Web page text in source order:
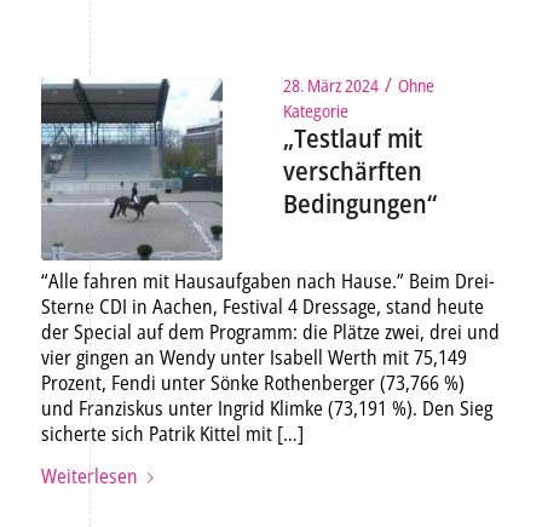
28. März 2024 / Ohne
Kategorie
„Testlauf mit
verschärften
Bedingungen“
“Alle fahren mit Hausaufgaben nach Hause.” Beim Drei-
Sterne CDI in Aachen, Festival 4 Dressage, stand heute
der Special auf dem Programm: die Plätze zwei, drei und
vier gingen an Wendy unter Isabell Werth mit 75,149
Prozent, Fendi unter Sönke Rothenberger (73,766 %)
und Franziskus unter Ingrid Klimke (73,191 %). Den Sieg
sicherte sich Patrik Kittel mit […]
Weiterlesen